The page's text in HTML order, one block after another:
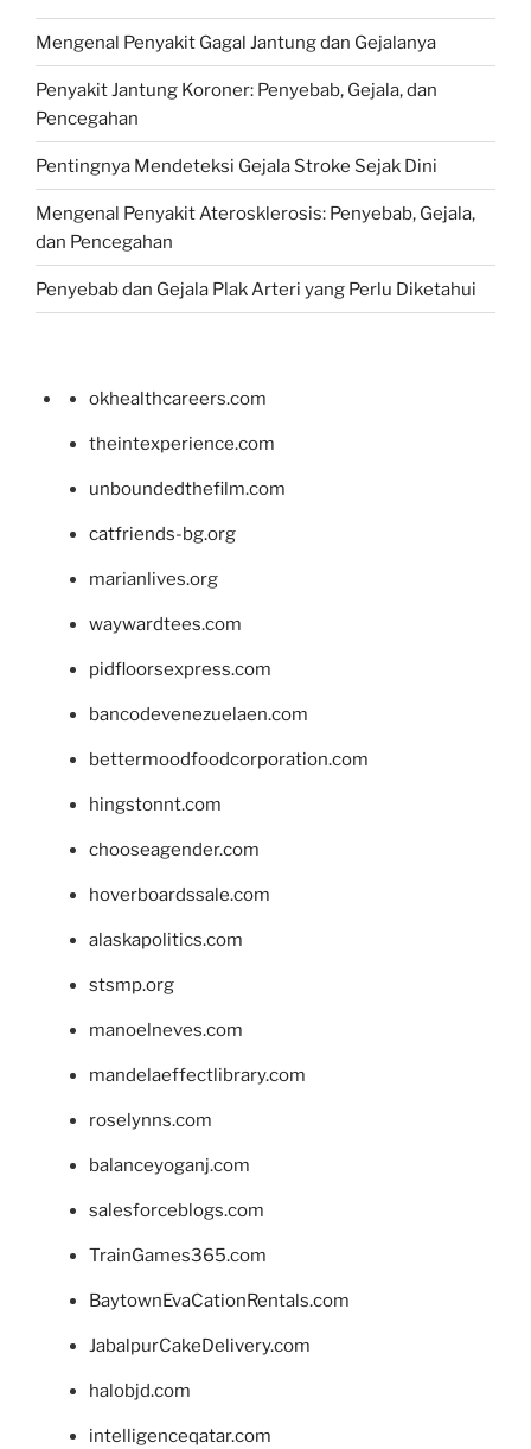
Mengenal Penyakit Gagal Jantung dan Gejalanya
Penyakit Jantung Koroner: Penyebab, Gejala, dan
Pencegahan
Pentingnya Mendeteksi Gejala Stroke Sejak Dini
Mengenal Penyakit Aterosklerosis: Penyebab, Gejala,
dan Pencegahan
Penyebab dan Gejala Plak Arteri yang Perlu Diketahui
okhealthcareers.com
theintexperience.com
unboundedthefilm.com
catfriends-bg.org
marianlives.org
waywardtees.com
pidfloorsexpress.com
bancodevenezuelaen.com
bettermoodfoodcorporation.com
hingstonnt.com
chooseagender.com
hoverboardssale.com
alaskapolitics.com
stsmp.org
manoelneves.com
mandelaeffectlibrary.com
roselynns.com
balanceyoganj.com
salesforceblogs.com
TrainGames365.com
BaytownEvaCationRentals.com
JabalpurCakeDelivery.com
halobjd.com
intelligenceqatar.com